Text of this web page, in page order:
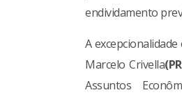
endividamento
A
Marcelo Crivella
Assuntos